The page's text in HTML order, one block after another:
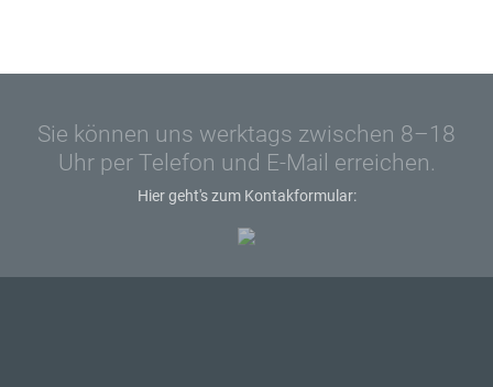
Sie können uns werktags zwischen 8–18
Uhr per Telefon und E-Mail erreichen.
Hier geht's zum Kontakformular: